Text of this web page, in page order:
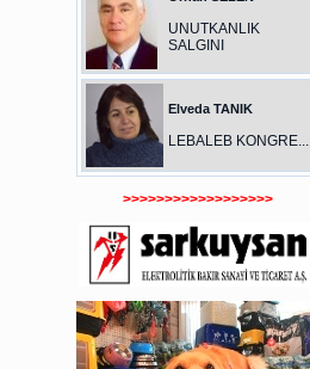
UNUTKANLIK
SALGINI
Elveda TANIK
LEBALEB KONGRE...
>>>>>>>>>>>>>>>>>>